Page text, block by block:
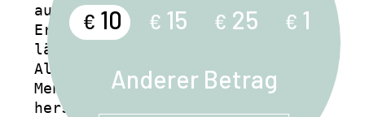
auch der Film »Das Salz der
Erde«, der jetzt in New York
läuft.
Allerdings wurde auf die
Menschen, die den Film
herstellten, von allem Anbeginn
€ 10 € 15 € 25 € 1
Anderer Betrag